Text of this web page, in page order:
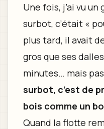
Une fois, j’ai vu
surbot, c’était «
plus tard, il avait
gros que ses
minutes… mais
surbot, c’est de
bois comme un
Quand la flotte